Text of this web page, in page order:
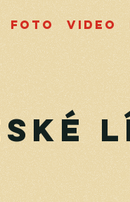
Foto Video